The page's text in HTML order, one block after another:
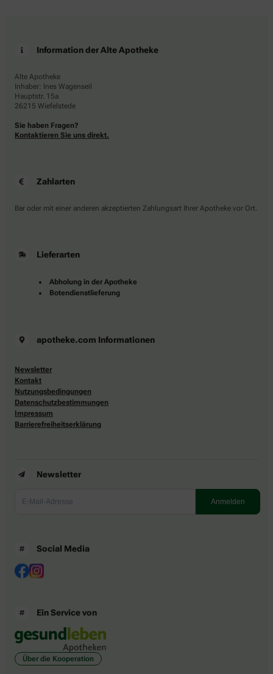
Information der Alte Apotheke
Alte Apotheke
Inhaber: Ines Wagenseil
Hauptstr. 15a
26215 Wiefelstede
Sie haben Fragen?
Kontaktieren Sie uns direkt.
Zahlarten
Bar oder mit einer anderen akzeptierten Zahlungsart Ihrer Apotheke vor Ort.
Lieferarten
Abholung in der Apotheke
Botendienstlieferung
apotheke.com Informationen
Newsletter
Kontakt
Nutzungsbedingungen
Datenschutzbestimmungen
Impressum
Barrierefreiheitserklärung
Newsletter
Social Media
Ein Service von
Über die Kooperation